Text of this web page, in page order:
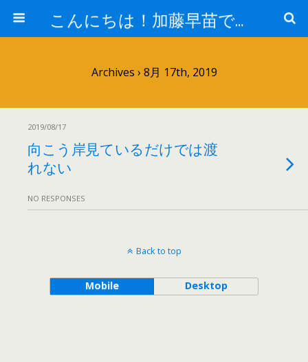
こんにちは！加藤早苗です。
Archives › 8月 17th, 2019
2019/08/17
向こう岸見ているだけでは渡
れない
NO RESPONSES
Back to top
Mobile Desktop